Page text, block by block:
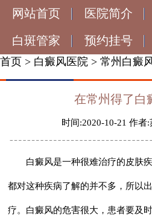
网站首页 医院简介
白斑管家 预约挂号
首页 > 白癜风医院 > 常州白癜
在常州得了白
时间:2020-10-21 作者
白癜风是一种很难治疗的皮肤疾
都对这种疾病了解的并不多，所以
疗。白癜风的危害很大，患者要及